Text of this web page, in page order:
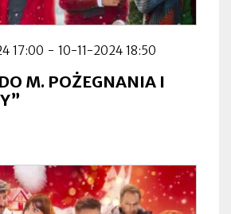
17:00 - 10-11-2024 18:50
M. POŻEGNANIA I